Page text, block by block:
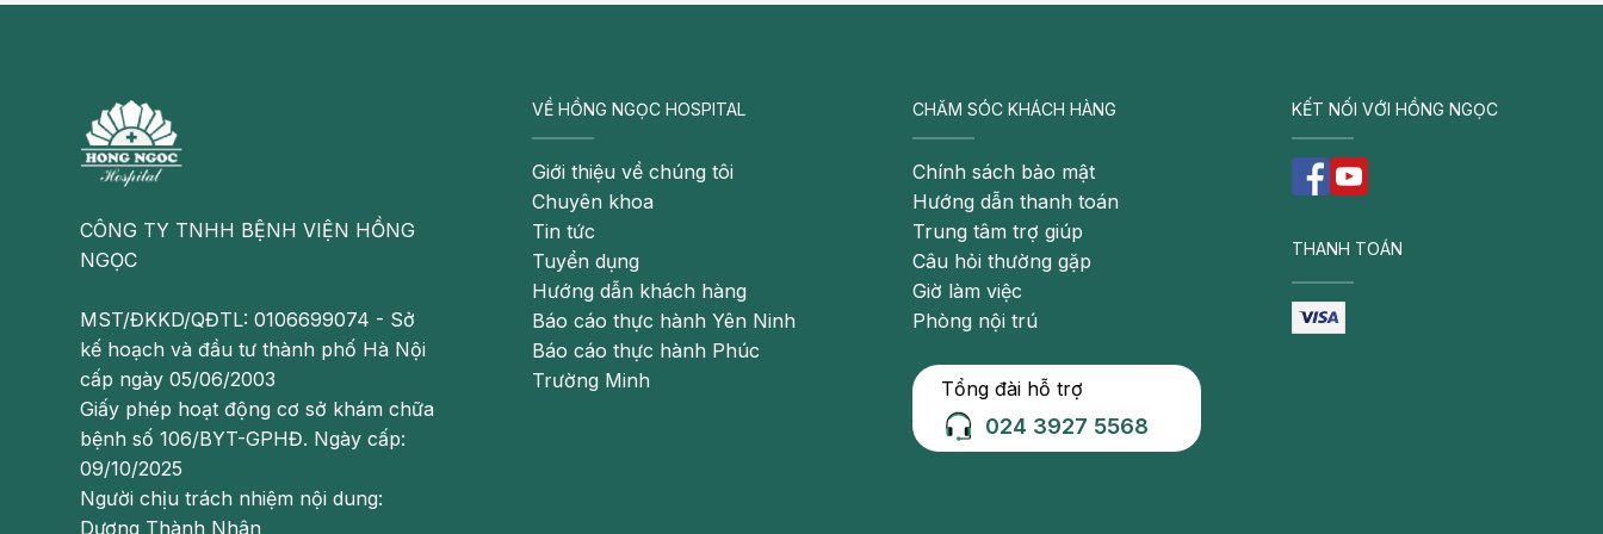
- Tim đập loạn nhịp
- Hệ miễn dịch cũng suy yếu
- Tinh thần luôn bị căng thẳng và áp lực, cáu gắt
- Sữa mẹ bị giảm cả về chất lượng và số lượng khiến việc tăng cân ở trẻ cũng bị ảnh hưởng
Tuy không thể gặp tất cả các triệu chứng cùng một lúc, nhưng nếu các chị em tìm thấy bất kỳ triệu
chứng nào được đề cập ở trên mà không thể kiểm soát được thì hãy tham khảo ngay ý kiến của các bác
sĩ để tránh để lại những biến chứng đáng tiếc.
CÔNG TY TNHH BỆNH VIỆN HỒNG
NGỌC
MST/ĐKKD/QĐTL: 0106699074 - Sở
kế hoạch và đầu tư thành phố Hà Nội
cấp ngày 05/06/2003
Giấy phép hoạt động cơ sở khám chữa
bệnh số 106/BYT-GPHĐ. Ngày cấp:
09/10/2025
Người chịu trách nhiệm nội dung:
Dương Thành Nhân
VỀ HỒNG NGỌC HOSPITAL
Giới thiệu về chúng tôi
Chuyên khoa
Tin tức
Tuyển dụng
Hướng dẫn khách hàng
Báo cáo thực hành Yên Ninh
Báo cáo thực hành Phúc
Trường Minh
CHĂM SÓC KHÁCH HÀNG
Chính sách bảo mật
Hướng dẫn thanh toán
Trung tâm trợ giúp
Câu hỏi thường gặp
Giờ làm việc
Phòng nội trú
Tổng đài hỗ trợ
024 3927 5568
KẾT NỐI VỚI HỒNG NGỌC
THANH TOÁN